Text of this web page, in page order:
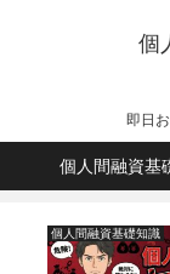
個
即日
個人間融資基
個人間融資基礎知識